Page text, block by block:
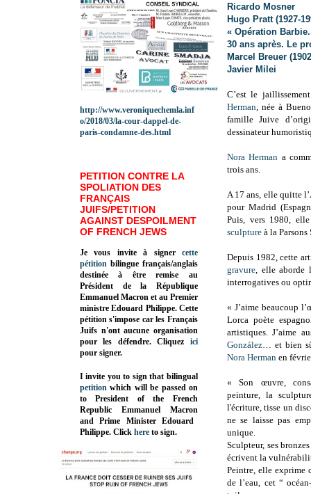
Ricardo Mosner
Hugo Pratt (1927-
« Opération
30 ans après. Le
Marcel Breuer
Javier Milei
C’est le
Herman, née à
famille Juive
dessinateur
Nora Herman a
trois ans.
A 17 ans, elle quitte
pour Madrid
Puis, vers 1980,
sculpture à la
Depuis 1982, cette
gravure, elle
interrogatives ou
« J’aime beaucoup
Lorca poète
artistiques. J’aime
González… et bien
Nora Herman en
« Son œuvre,
peinture, la
l'écriture, tisse un
ne se laisse pas
unique.
Sculpteur, ses
écrivent la
Peintre, elle exprime
de l’eau, cet “
http://www.veroniquechemla.inf
o/2018/03/la-cour-dappel-de-
paris-condamne-des.html
PETITION CONTRE LA
SPOLIATION DES
FRANÇAIS
JUIFS/PETITION
AGAINST DESPOILMENT
OF FRENCH JEWS
Je vous invite à signer cette
pétition bilingue français/anglais
destinée à être remise au
Président de la République
Emmanuel Macron et au Premier
ministre Edouard Philippe. Cette
pétition s'impose car les Français
Juifs n'ont aucune organisation
pour les défendre. Cliquez
ici
pour signer.
I invite you to sign that bilingual
petition which will be passed on
to President of the French
Republic Emmanuel Macron
and Prime MinisterEdouard
Philippe. Click here to sign.